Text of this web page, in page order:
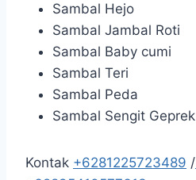
Sambal Hejo
Sambal Jambal Roti
Sambal Baby cumi
Sambal Teri
Sambal Peda
Sambal Sengit Geprek
Kontak +6281225723489 /